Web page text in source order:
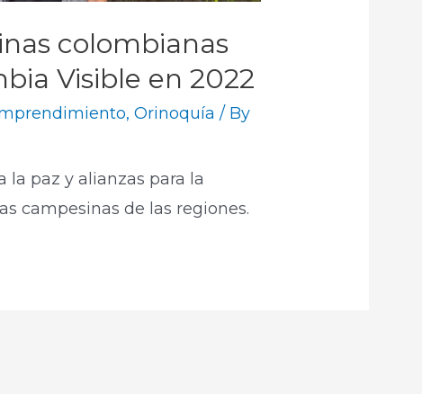
colombianas
Visible en 2022
,Orinoquía / By
la paz y alianzas para la
campesinas de las regiones.